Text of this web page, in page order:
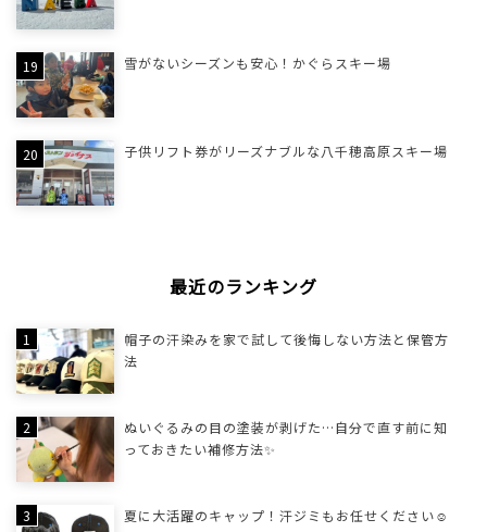
雪がないシーズンも安心！かぐらスキー場
子供リフト券がリーズナブルな八千穂高原スキー場
最近のランキング
帽子の汗染みを家で試して後悔しない方法と保管方
法
ぬいぐるみの目の塗装が剥げた…自分で直す前に知
っておきたい補修方法✨
夏に大活躍のキャップ！汗ジミもお任せください☺